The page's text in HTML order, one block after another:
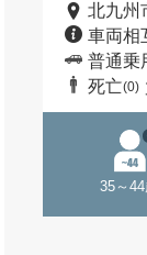
北九州
車両相
普通乗
死亡(0)
35～